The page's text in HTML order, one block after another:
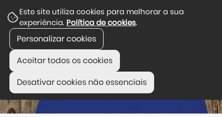
Este site utiliza cookies para melhorar a sua
experiência. Política de cookies.
Personalizar cookies
Aceitar todos os cookies
Desativar cookies não essenciais